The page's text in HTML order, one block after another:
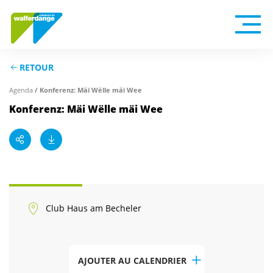
RETOUR
Agenda / Konferenz: Mäi Wëlle mäi Wee
Konferenz: Mäi Wëlle mäi Wee
Club Haus am Becheler
AJOUTER AU CALENDRIER